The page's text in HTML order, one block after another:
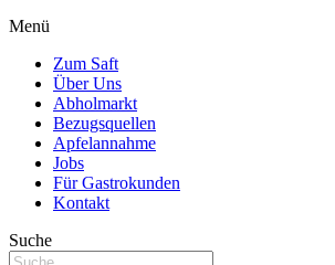
Menü
Zum Saft
Über Uns
Abholmarkt
Bezugsquellen
Apfelannahme
Jobs
Für Gastrokunden
Kontakt
Suche